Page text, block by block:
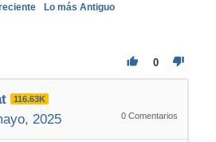
Lo más Antiguo
0
116.63K
2025 0 Comentarios